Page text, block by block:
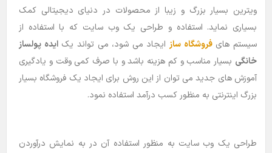
ویترین بسیار بزرگ و زیبا از محصولات در دنیای دیجیتالی کمک
بسیاری نماید. استفاده و طراحی یک وب سایت که با استفاده از
سیستم هایفروشگاه سازایجاد می شود، می تواند یکایده پولساز
خانگی بسیار مناسب و کم هزینه باشد و با صرف کمی وقت و یادگیری
آموزش های جدید می توان از این روش برای ایجاد یک فروشگاه بسیار
بزرگ اینترنتی به منظور کسب درآمد استفاده نمود.
طراحی یک وب سایت به منظور استفاده آن در به نمایش درآوردن